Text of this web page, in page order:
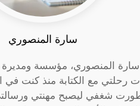
سارة المنصوري
سارة المنصوري، مؤسسة ومديرة
رحلتي مع الكتابة منذ كنت
شغفي ليصبح مهنتي